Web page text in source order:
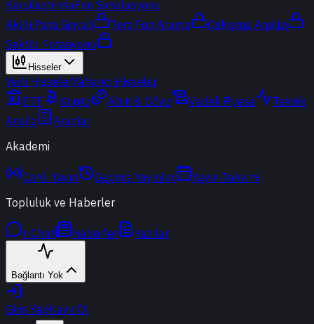
KarşılaştırmaFon Simülasyonu
Akıllı Para Sinyali
Ters Fon Arama
Çakışma Analizi
Sektör Rotasyonu
Hisseler
Yerli HisselerYabancı Hisseler
ETF
Kripto Altın & Döviz Vadeli Piyasa
Teknik
Analiz
Araçlar
Akademi
Canlı Yayın Geçmiş Yayınlar
Yayın Takvimi
Topluluk ve Haberler
t-Chat Haberler Yazılar
Bağlantı Yok
Giriş YapKayıt Ol